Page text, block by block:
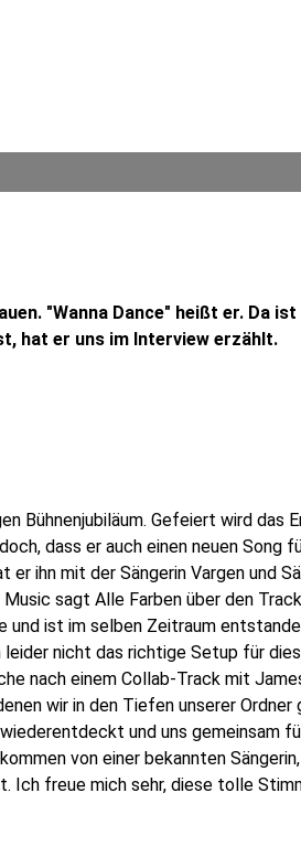
"Wanna Dance" heißt er. Da ist
hat er uns im Interview erzählt.
Bühnenjubiläum. Gefeiert wird das
dass er auch einen neuen Song
ihn mit der Sängerin Vargen und
sagt Alle Farben über den
und ist im selben Zeitraum
leider nicht das richtige Setup für
nach einem Collab-Track mit
wir in den Tiefen unserer Ordner
wiederentdeckt und uns gemeinsam
von einer bekannten
Ich freue mich sehr, diese tolle